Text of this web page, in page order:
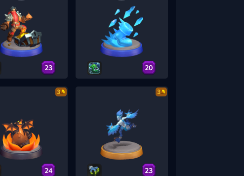
23 20
3
24
3
23